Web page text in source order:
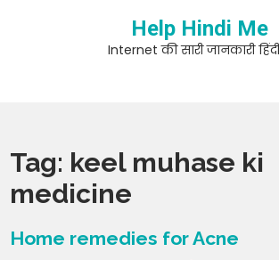
Help Hindi Me
Internet की सारी जानकारी
Tag: keel muhase ki
medicine
Home remedies for Acne